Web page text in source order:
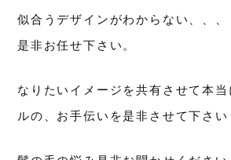
似合うデザインがわからない、、、
是非お任せ下さい。
なりたいイメージを共有させて本当
ルの、お手伝いを是非させて下さい